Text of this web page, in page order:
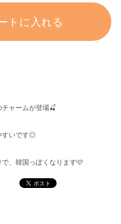
トに入れる
ャームが登場🍒
すいです◎
、韓国っぽくなります🩷